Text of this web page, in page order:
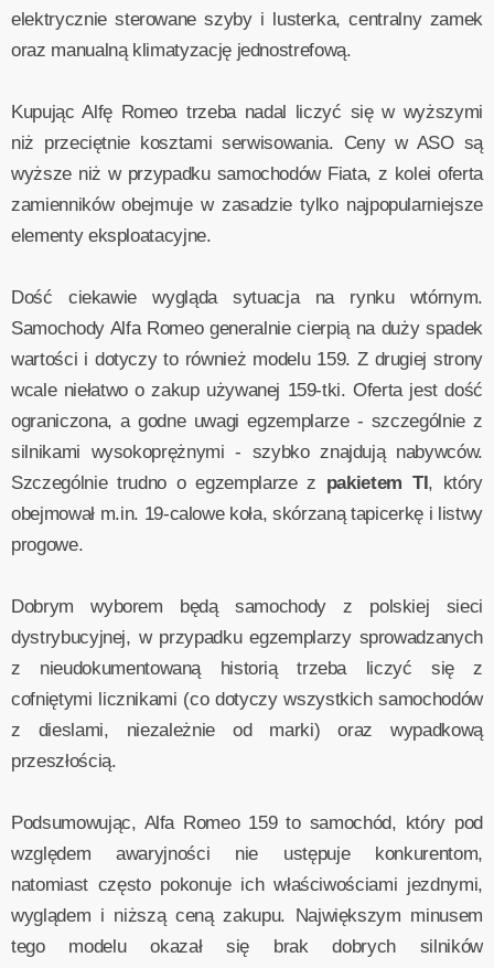
elektrycznie sterowane szyby i lusterka, centralny zamek
oraz manualną klimatyzację jednostrefową.
Kupując Alfę Romeo trzeba nadal liczyć się w wyższymi
niż przeciętnie kosztami serwisowania. Ceny w ASO są
wyższe niż w przypadku samochodów Fiata, z kolei oferta
zamienników obejmuje w zasadzie tylko najpopularniejsze
elementy eksploatacyjne.
Dość ciekawie wygląda sytuacja na rynku wtórnym.
Samochody Alfa Romeo generalnie cierpią na duży spadek
wartości i dotyczy to również modelu 159. Z drugiej strony
wcale niełatwo o zakup używanej 159-tki. Oferta jest dość
ograniczona, a godne uwagi egzemplarze - szczególnie z
silnikami wysokoprężnymi - szybko znajdują nabywców.
Szczególnie trudno o egzemplarze z pakietem TI, który
obejmował m.in. 19-calowe koła, skórzaną tapicerkę i listwy
progowe.
Dobrym wyborem będą samochody z polskiej sieci
dystrybucyjnej, w przypadku egzemplarzy sprowadzanych
z nieudokumentowaną historią trzeba liczyć się z
cofniętymi licznikami (co dotyczy wszystkich samochodów
z dieslami, niezależnie od marki) oraz wypadkową
przeszłością.
Podsumowując, Alfa Romeo 159 to samochód, który pod
względem awaryjności nie ustępuje konkurentom,
natomiast często pokonuje ich właściwościami jezdnymi,
wyglądem i niższą ceną zakupu. Największym minusem
tego modelu okazał się brak dobrych silników